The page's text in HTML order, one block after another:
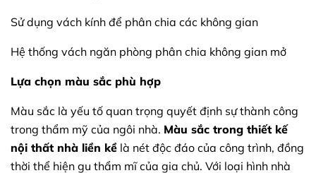
Sử dụng vách kính để phân chia các không gian
Hệ thống vách ngăn phòng phân chia không gian mở
Lựa chọn màu sắc phù hợp
Màu sắc là yếu tố quan trọng quyết định sự thành công
trong thẩm mỹ của ngôi nhà. Màu sắc trong thiết kế
nội thất nhà liền kề là nét độc đáo của công trình, đồng
thời thể hiện gu thẩm mĩ của gia chủ. Với loại hình nhà